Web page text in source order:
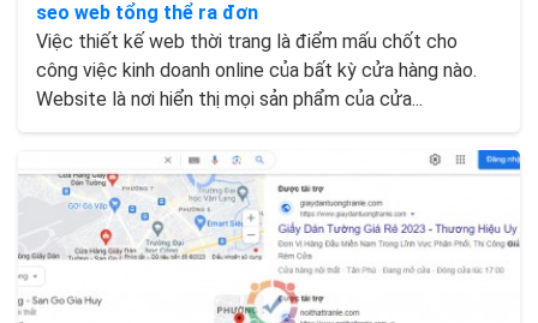
seo web tổng thể ra đơn
Việc thiết kế web thời trang là điểm mấu chốt cho
công việc kinh doanh online của bất kỳ cửa hàng nào.
Website là nơi hiển thị mọi sản phẩm của cửa...